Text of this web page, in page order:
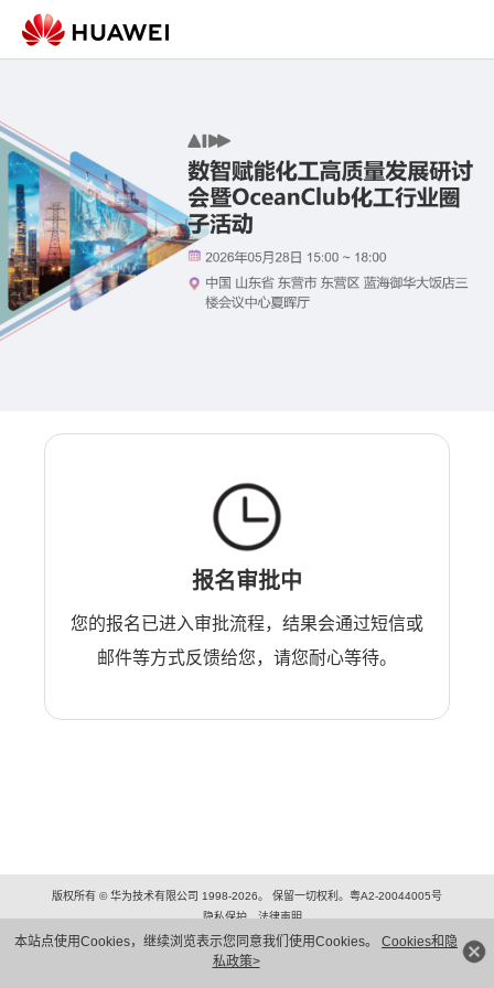
本站点使用Cookies，继续浏览表示您同意我们使用Cookies。 Cookies和隐
私政策>
报名审批中
您的报名已进入审批流程，结果会通过短信或
邮件等方式反馈给您，请您耐心等待。
版权所有 © 华为技术有限公司 1998-2026。 保留一切权利。粤A2-20044005号
隐私保护
法律声明